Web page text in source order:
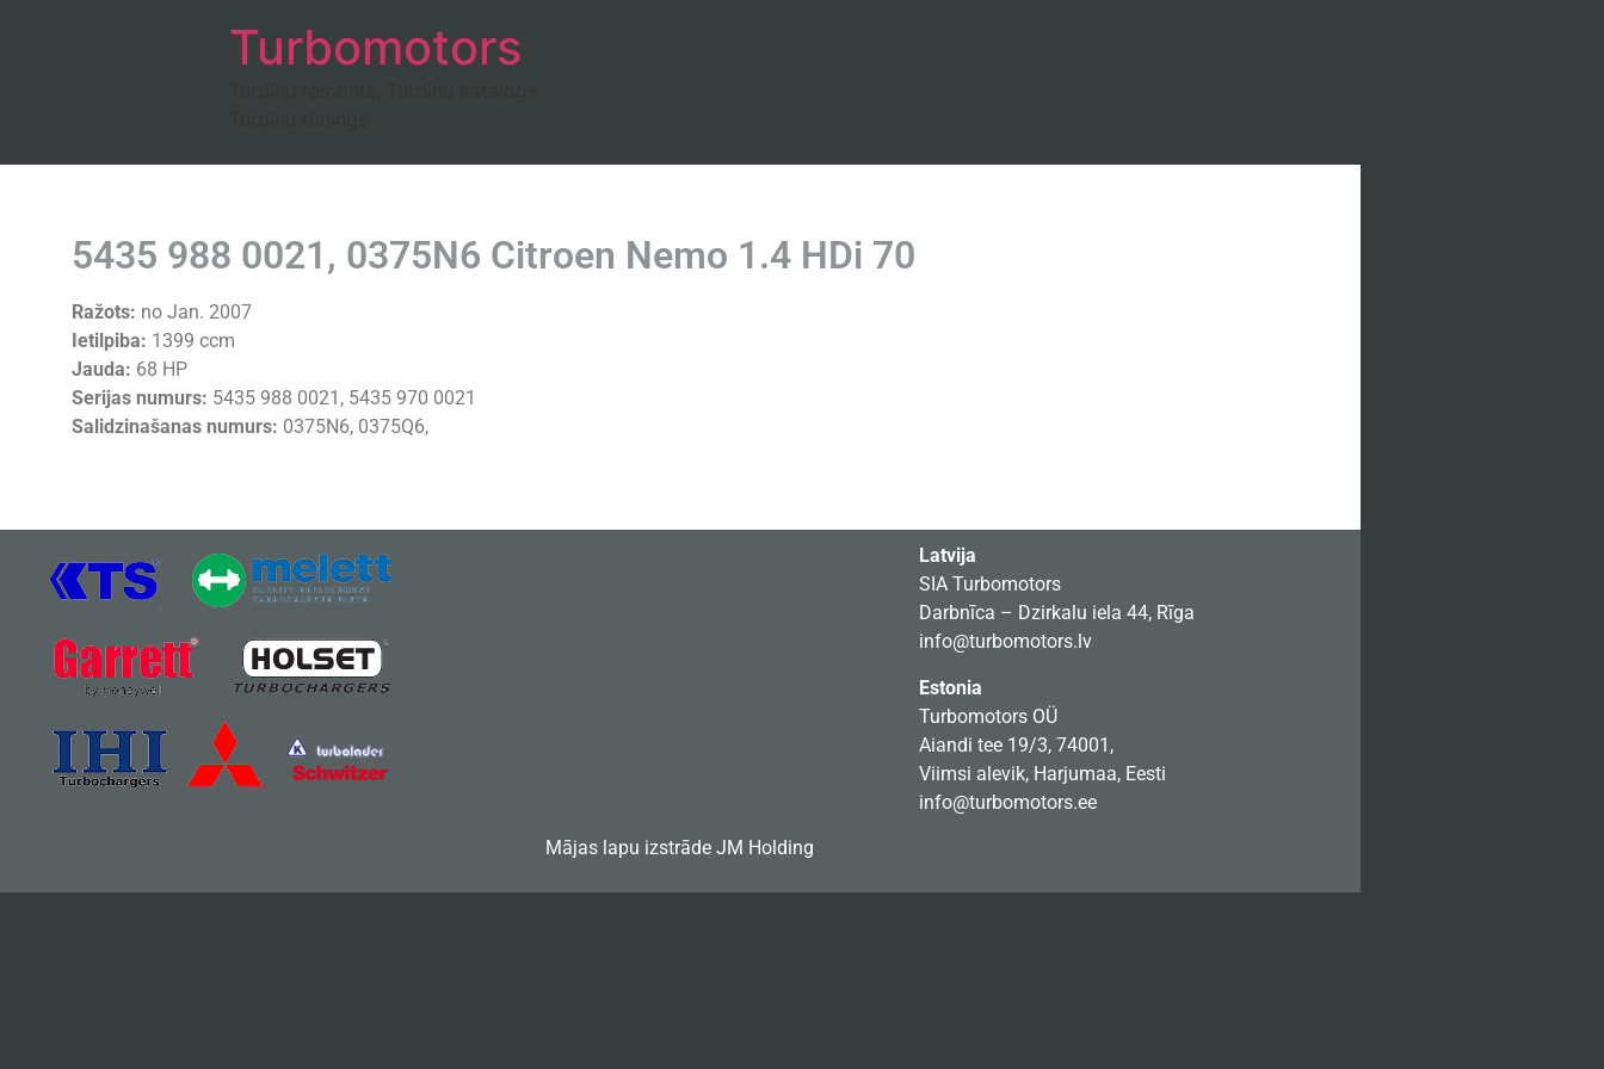
Turbomotors
5435 988 0021, 0375N6 Citroen Nemo 1.4 HDi 70
Ražots: no Jan. 2007
Ietilpiba: 1399 ccm
Jauda: 68 HP
Serijas numurs: 5435 988 0021, 5435 970 0021
Salidzinašanas numurs: 0375N6, 0375Q6,
Mājas lapu izstrāde JM Holding
Latvija
SIA Turbomotors
Darbnīca – Dzirkalu iela 44, Rīga
info@turbomotors.lv
Estonia
Turbomotors OÜ
Aiandi tee 19/3, 74001,
Viimsi alevik, Harjumaa, Eesti
info@turbomotors.ee